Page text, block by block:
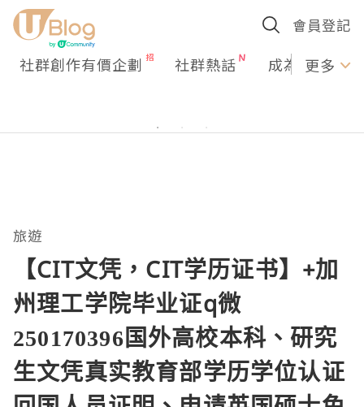
會員登記
社群創作有價企劃 社群熱話 成為U更多
旅遊
【CIT文凭，CIT学历证书】+加
州理工学院毕业证q微
250170396国外高校本科、研究
生文凭真实教育部学历学位认证